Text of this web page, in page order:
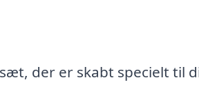
der er skabt specielt til